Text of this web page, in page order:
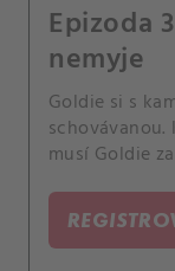
Epizoda
nemyje
Goldie si s
schovávanou.
musí Goldie